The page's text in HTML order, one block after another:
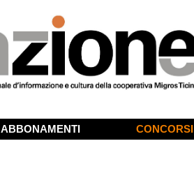
ABBONAMENTI CONCORSI